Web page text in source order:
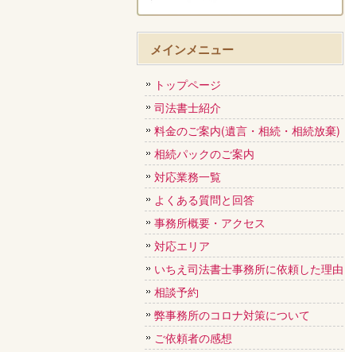
メインメニュー
トップページ
司法書士紹介
料金のご案内(遺言・相続・相続放棄)
相続パックのご案内
対応業務一覧
よくある質問と回答
事務所概要・アクセス
対応エリア
いちえ司法書士事務所に依頼した理由
相談予約
弊事務所のコロナ対策について
ご依頼者の感想